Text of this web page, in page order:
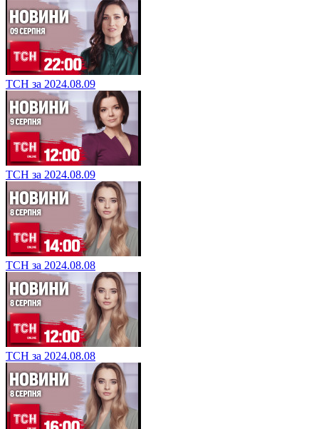
ТСН за 2024.08.09
ТСН за 2024.08.09
ТСН за 2024.08.08
ТСН за 2024.08.08